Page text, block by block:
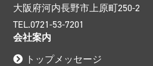
大阪府河内長野市上原町250-2
TEL.0721-53-7201
会社案内
トップメッセージ